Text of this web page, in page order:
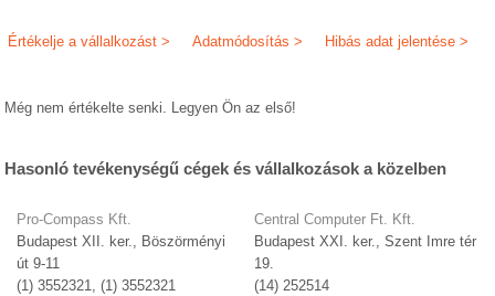
Hibás adat jelentése >
Adatmódosítás >
Értékelje a vállalkozást >
Még nem értékelte senki. Legyen Ön az első!
Hasonló tevékenységű cégek és vállalkozások a közelben
Pro-Compass Kft.
Budapest XII. ker., Böszörményi
út 9-11
(1) 3552321, (1) 3552321
Central Computer Ft. Kft.
Budapest XXI. ker., Szent Imre tér
19.
(14) 252514